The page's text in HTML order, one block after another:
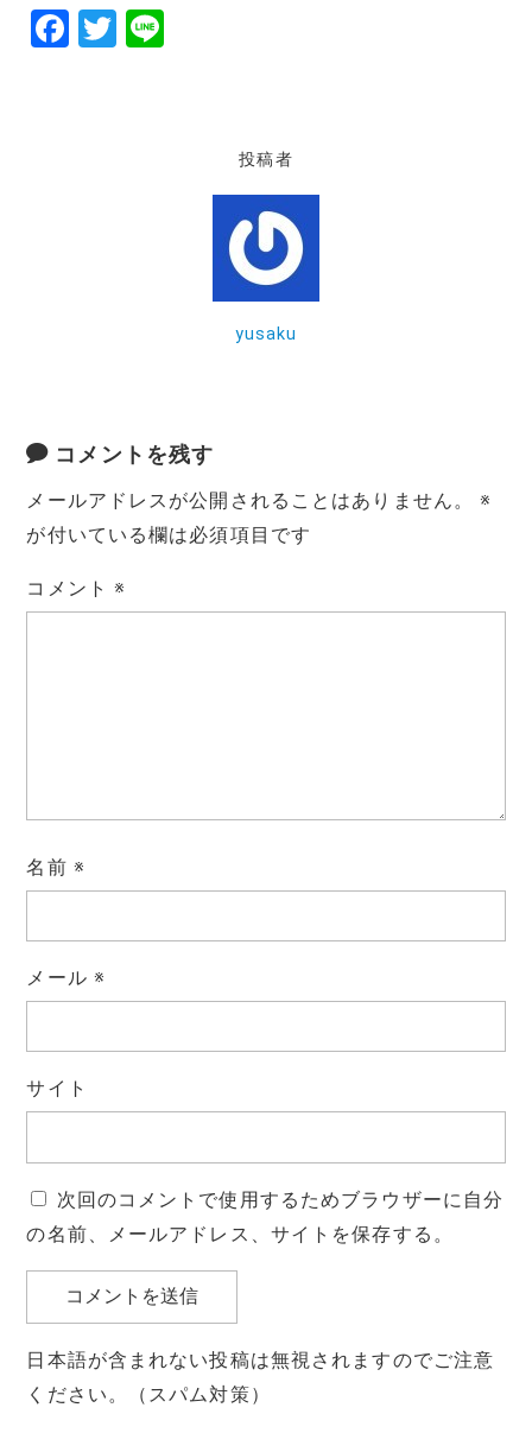
F
T
投稿者
yusaku
コメントを残す
メールアドレスが公開されることはありません。
※
が付いている欄は必須項目です
コメント※
名前 ※
メール ※
サイト
次回のコメントで使用するためブラウザーに自分
の名前、メールアドレス、サイトを保存する。
日本語が含まれない投稿は無視されますのでご注意
ください。（スパム対策）